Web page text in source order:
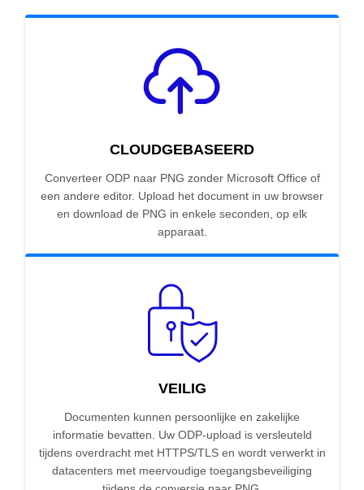
CLOUDGEBASEERD
Converteer ODP naar PNG zonder Microsoft Office of
een andere editor. Upload het document in uw browser
en download de PNG in enkele seconden, op elk
apparaat.
VEILIG
Documenten kunnen persoonlijke en zakelijke
informatie bevatten. Uw ODP-upload is versleuteld
tijdens overdracht met HTTPS/TLS en wordt verwerkt in
datacenters met meervoudige toegangsbeveiliging